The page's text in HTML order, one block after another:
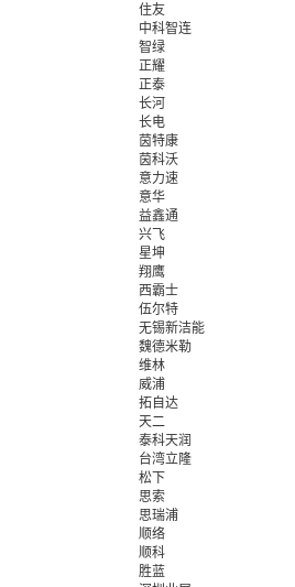
住友
中科智连
智绿
正耀
正泰
长河
长电
茵特康
茵科沃
意力速
意华
益鑫通
兴飞
星坤
翔鹰
西霸士
伍尔特
无锡新洁能
魏德米勒
维林
威浦
拓自达
天二
泰科天润
台湾立隆
松下
思索
思瑞浦
顺络
顺科
胜蓝